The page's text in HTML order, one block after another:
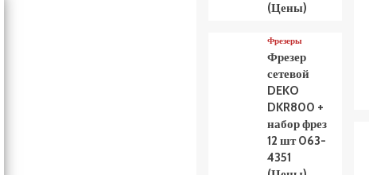
(Цены)
Фрезеры
Фрезер
сетевой
DEKO
DKR800 +
набор фрез
12 шт 063-
4351